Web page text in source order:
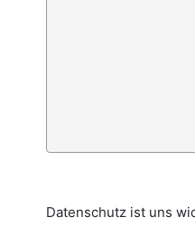
Datenschutz ist uns